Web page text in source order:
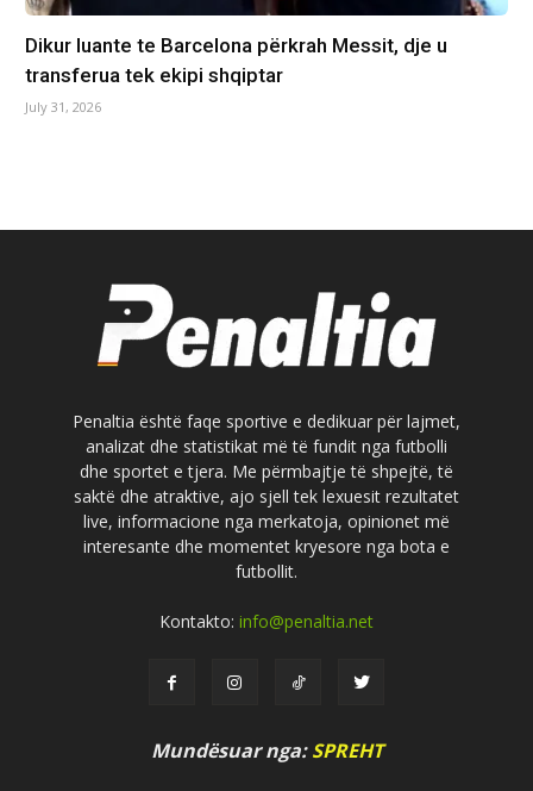
Dikur luante te Barcelona përkrah Messit, dje u
transferua tek ekipi shqiptar
July 31, 2026
Penaltia është faqe sportive e dedikuar për lajmet,
analizat dhe statistikat më të fundit nga futbolli
dhe sportet e tjera. Me përmbajtje të shpejtë, të
saktë dhe atraktive, ajo sjell tek lexuesit rezultatet
live, informacione nga merkatoja, opinionet më
interesante dhe momentet kryesore nga bota e
futbollit.
Kontakto: info@penaltia.net
Mundësuar nga:SPREHT